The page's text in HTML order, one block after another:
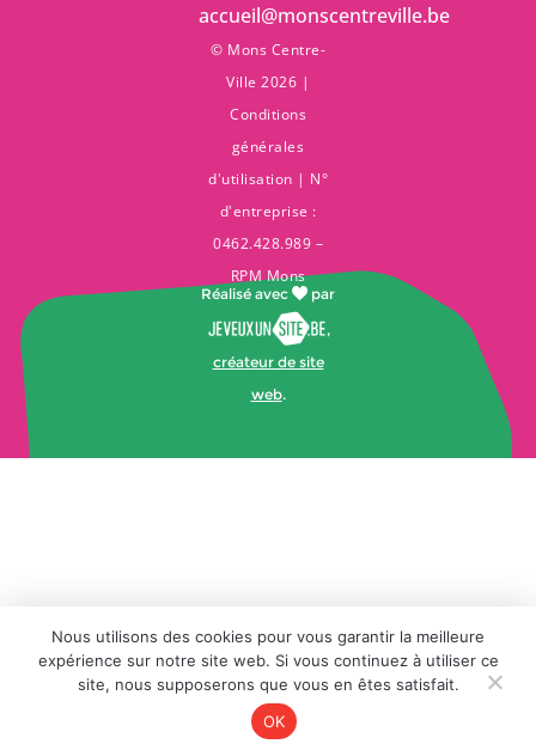
accueil@monscentreville.be
© Mons Centre-
Ville 2026 |
Conditions
générales
d'utilisation | N°
d'entreprise :
0462.428.989 –
RPM Mons
Réalisé avec par
,
créateur de site
web.
Nous utilisons des cookies pour vous garantir la meilleure
expérience sur notre site web. Si vous continuez à utiliser ce
site, nous supposerons que vous en êtes satisfait.
OK